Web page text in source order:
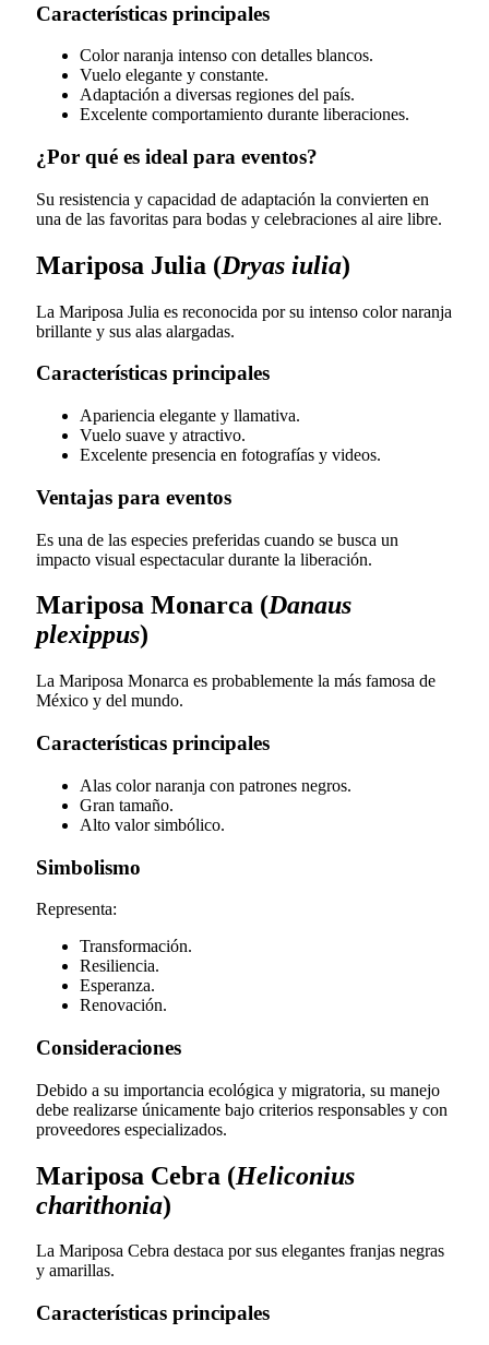
Características principales
Color naranja intenso con detalles blancos.
Vuelo elegante y constante.
Adaptación a diversas regiones del país.
Excelente comportamiento durante liberaciones.
¿Por qué es ideal para eventos?
Su resistencia y capacidad de adaptación la convierten en
una de las favoritas para bodas y celebraciones al aire libre.
Mariposa Julia (Dryas iulia)
La Mariposa Julia es reconocida por su intenso color naranja
brillante y sus alas alargadas.
Características principales
Apariencia elegante y llamativa.
Vuelo suave y atractivo.
Excelente presencia en fotografías y videos.
Ventajas para eventos
Es una de las especies preferidas cuando se busca un
impacto visual espectacular durante la liberación.
Mariposa Monarca (Danaus
plexippus)
La Mariposa Monarca es probablemente la más famosa de
México y del mundo.
Características principales
Alas color naranja con patrones negros.
Gran tamaño.
Alto valor simbólico.
Simbolismo
Representa:
Transformación.
Resiliencia.
Esperanza.
Renovación.
Consideraciones
Debido a su importancia ecológica y migratoria, su manejo
debe realizarse únicamente bajo criterios responsables y con
proveedores especializados.
Mariposa Cebra (Heliconius
charithonia)
La Mariposa Cebra destaca por sus elegantes franjas negras
y amarillas.
Características principales